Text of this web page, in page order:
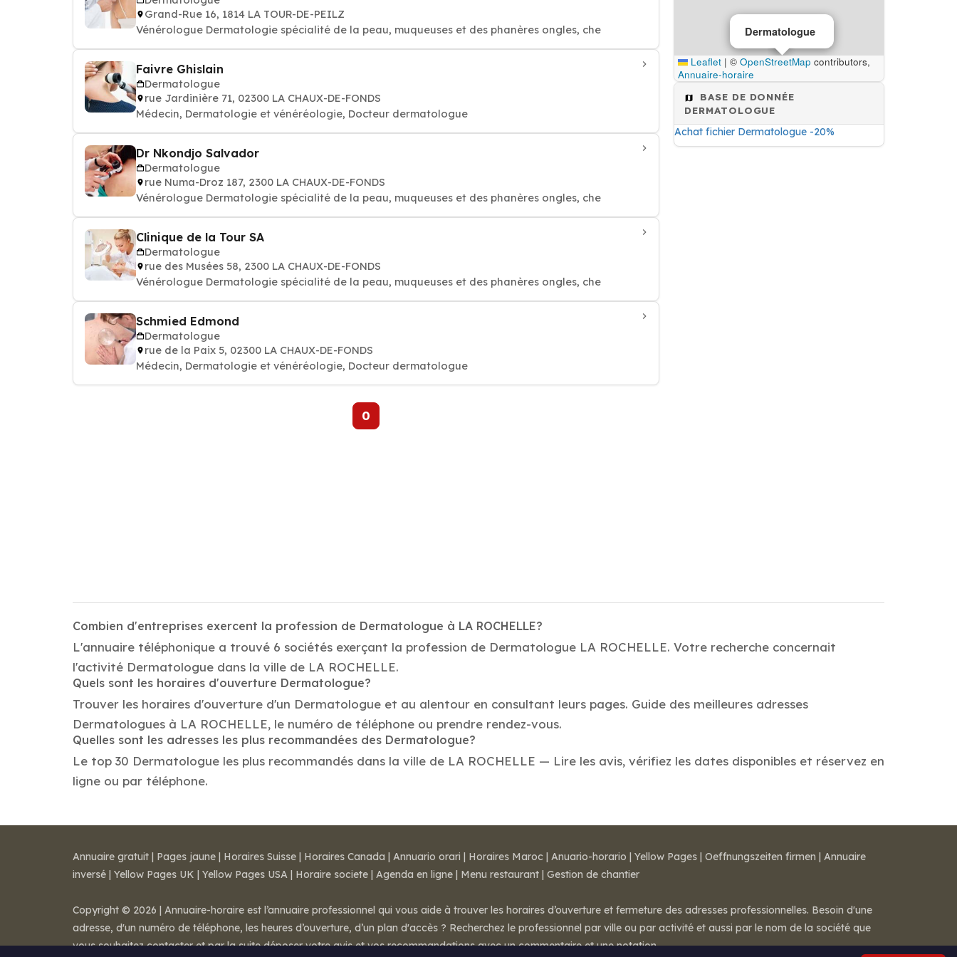
Grand-Rue 16, 1814 LA TOUR-DE-PEILZ
Vénérologue Dermatologie spécialité de la peau, muqueuses et des phanères ongles, che
Faivre Ghislain
Dermatologue
rue Jardinière 71, 02300 LA CHAUX-DE-FONDS
Médecin, Dermatologie et vénéréologie, Docteur dermatologue
Dr Nkondjo Salvador
Dermatologue
rue Numa-Droz 187, 2300 LA CHAUX-DE-FONDS
Vénérologue Dermatologie spécialité de la peau, muqueuses et des phanères ongles, che
Clinique de la Tour SA
Dermatologue
rue des Musées 58, 2300 LA CHAUX-DE-FONDS
Vénérologue Dermatologie spécialité de la peau, muqueuses et des phanères ongles, che
Schmied Edmond
Dermatologue
rue de la Paix 5, 02300 LA CHAUX-DE-FONDS
Médecin, Dermatologie et vénéréologie, Docteur dermatologue
0
Dermatologue
Leaflet | © OpenStreetMap contributors,
Annuaire-horaire
BASE DE DONNÉE
DERMATOLOGUE
Achat fichier Dermatologue -20%
Combien d'entreprises exercent la profession de Dermatologue à LA ROCHELLE?
L'annuaire téléphonique a trouvé 6 sociétés exerçant la profession de Dermatologue LA ROCHELLE. Votre recherche concernait
l'activité Dermatologue dans la ville de LA ROCHELLE.
Quels sont les horaires d'ouverture Dermatologue?
Trouver les horaires d'ouverture d'un Dermatologue et au alentour en consultant leurs pages. Guide des meilleures adresses
Dermatologues à LA ROCHELLE, le numéro de téléphone ou prendre rendez-vous.
Quelles sont les adresses les plus recommandées des Dermatologue?
Le top 30 Dermatologue les plus recommandés dans la ville de LA ROCHELLE — Lire les avis, vérifiez les dates disponibles et réservez en
ligne ou par téléphone.
Annuaire gratuit | Pages jaune | Horaires Suisse | Horaires Canada | Annuario orari | Horaires Maroc | Anuario-horario | Yellow Pages | Oeffnungszeiten firmen | Annuaire
inversé | Yellow Pages UK | Yellow Pages USA | Horaire societe | Agenda en ligne | Menu restaurant | Gestion de chantier
Copyright © 2026 | Annuaire-horaire est l’annuaire professionnel qui vous aide à trouver les horaires d’ouverture et fermeture des adresses professionnelles. Besoin d'une
adresse, d'un numéro de téléphone, les heures d’ouverture, d’un plan d'accès ? Recherchez le professionnel par ville ou par activité et aussi par le nom de la société que
vous souhaitez contacter et par la suite déposer votre avis et vos recommandations avec un commentaire et une notation.